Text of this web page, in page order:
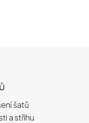
šatů
a střihu